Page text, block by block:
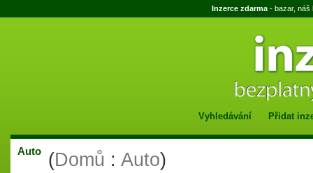
Inzerce zdarma - bazar, náš
Vyhledávání Přidat
Auto (Domů : Auto)